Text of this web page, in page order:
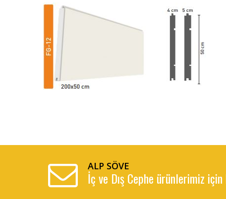
ALP SÖVE
İç ve Dış Cephe ürünlerimiz